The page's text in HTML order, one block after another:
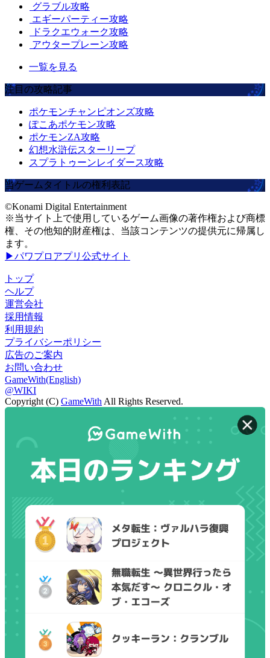
グラブル攻略
エギーパーティー攻略
ドラクエウォーク攻略
アウタープレーン攻略
一覧を見る
注目の攻略記事
ポケモンチャンピオンズ攻略
ぽこあポケモン攻略
ポケモンZA攻略
幻想水滸伝スターリープ
スプラトゥーンレイダース攻略
当ゲームタイトルの権利表記
©Konami Digital Entertainment
※当サイト上で使用しているゲーム画像の著作権および商標
権、その他知的財産権は、当該コンテンツの提供元に帰属し
ます。
▶パワプロアプリ公式サイト
トップ
ヘルプ
運営会社
採用情報
利用規約
プライバシーポリシー
広告のご案内
お問い合わせ
GameWith(English)
@WIKI
Copyright (C) GameWith All Rights Reserved.